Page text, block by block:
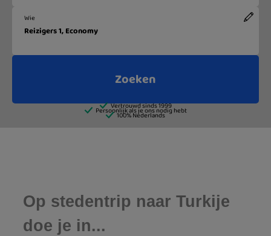
Op stedentrip naar Turkije
doe je in...